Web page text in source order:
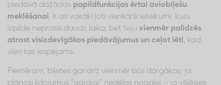
piedāvā dažādas papildfunkcijas ērtai aviobiļešu
meklēšanai, ir arī vairāki ļoti vienkārši ieteikumi, kuru
izpilde neprasīs daudz laika, bet teju vienmēr palīdzēs
atrast visizdevīgākos piedāvājumus un ceļot lēti, kad
vien tas iespējams.
Piemēram, biļetes gandrīz vienmēr būs dārgākas, ja
plānosi lidojumus “garajai” nedēļas nogalei – ja vēlēsies